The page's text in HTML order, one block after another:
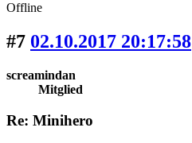
Offline
#7 02.10.2017 20:17:58
screamindan
Mitglied
Re: Minihero